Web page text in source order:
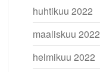
huhtikuu 2022
maaliskuu 2022
helmikuu 2022